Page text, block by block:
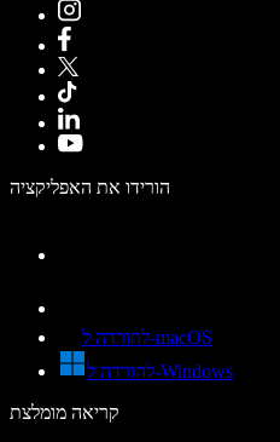
הורידו את האפליקציה
להורדה ל-macOS
להורדה ל-Windows
קריאה מומלצת